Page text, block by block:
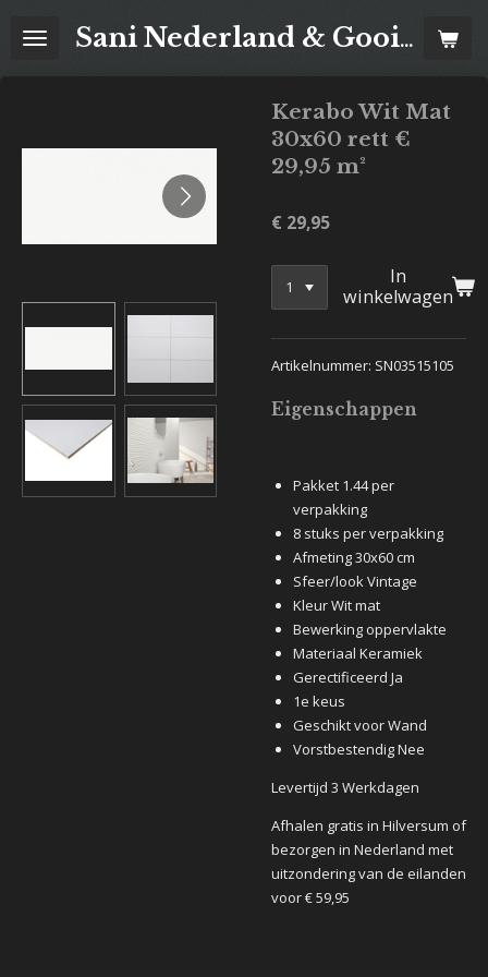
direct
Sani Nederland & Goois Tegelhuis
Kerabo Wit Mat
30x60 rett €
29,95 m²
€ 29,95
In
winkelwagen
Artikelnummer: SN03515105
Eigenschappen
Pakket 1.44 per
verpakking
8 stuks per verpakking
Afmeting 30x60 cm
Sfeer/look Vintage
Kleur Wit mat
Bewerking oppervlakte
Materiaal Keramiek
Gerectificeerd Ja
1e keus
Geschikt voor Wand
Vorstbestendig Nee
Levertijd 3 Werkdagen
Afhalen gratis in Hilversum of
bezorgen in Nederland met
uitzondering van de eilanden
voor € 59,95